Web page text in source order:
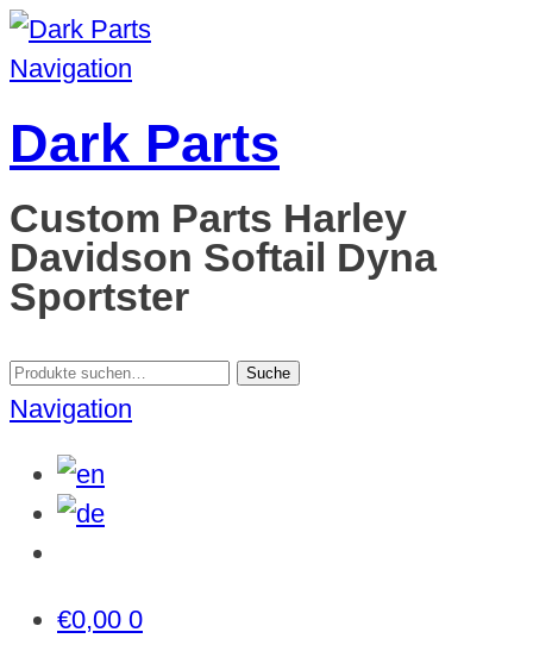
Navigation
Dark Parts
Custom Parts Harley
Davidson Softail Dyna
Sportster
Suche
nach:
Suche
Navigation
€0,00 0